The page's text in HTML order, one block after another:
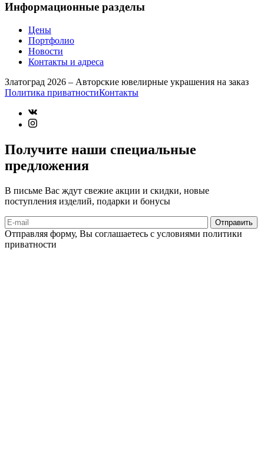
Информационные разделы
Цены
Портфолио
Новости
Контакты и адреса
Златоград 2026 – Авторские ювелирные украшения на заказ
Политика приватностиКонтакты
Получите наши специальные
предложения
В письме Вас ждут свежие акции и скидки, новые
поступления изделий, подарки и бонусы
Отправляя форму, Вы соглашаетесь с условиями политики
приватности